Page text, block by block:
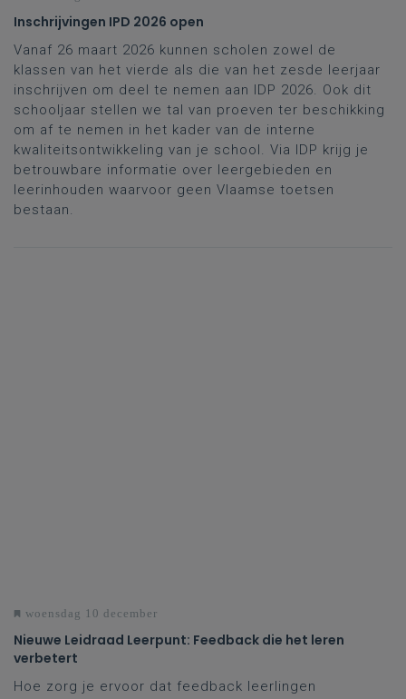
Inschrijvingen IPD 2026 open
Vanaf 26 maart 2026 kunnen scholen zowel de
klassen van het vierde als die van het zesde leerjaar
inschrijven om deel te nemen aan IDP 2026. Ook dit
schooljaar stellen we tal van proeven ter beschikking
om af te nemen in het kader van de interne
kwaliteitsontwikkeling van je school. Via IDP krijg je
betrouwbare informatie over leergebieden en
leerinhouden waarvoor geen Vlaamse toetsen
bestaan.
woensdag 10 december
Nieuwe Leidraad Leerpunt: Feedback die het leren
verbetert
Hoe zorg je ervoor dat feedback leerlingen